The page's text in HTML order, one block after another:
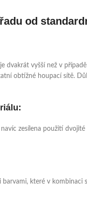
od
dvakrát vyšší než v
obtížné houpací sítě.
zesílena použití
které v